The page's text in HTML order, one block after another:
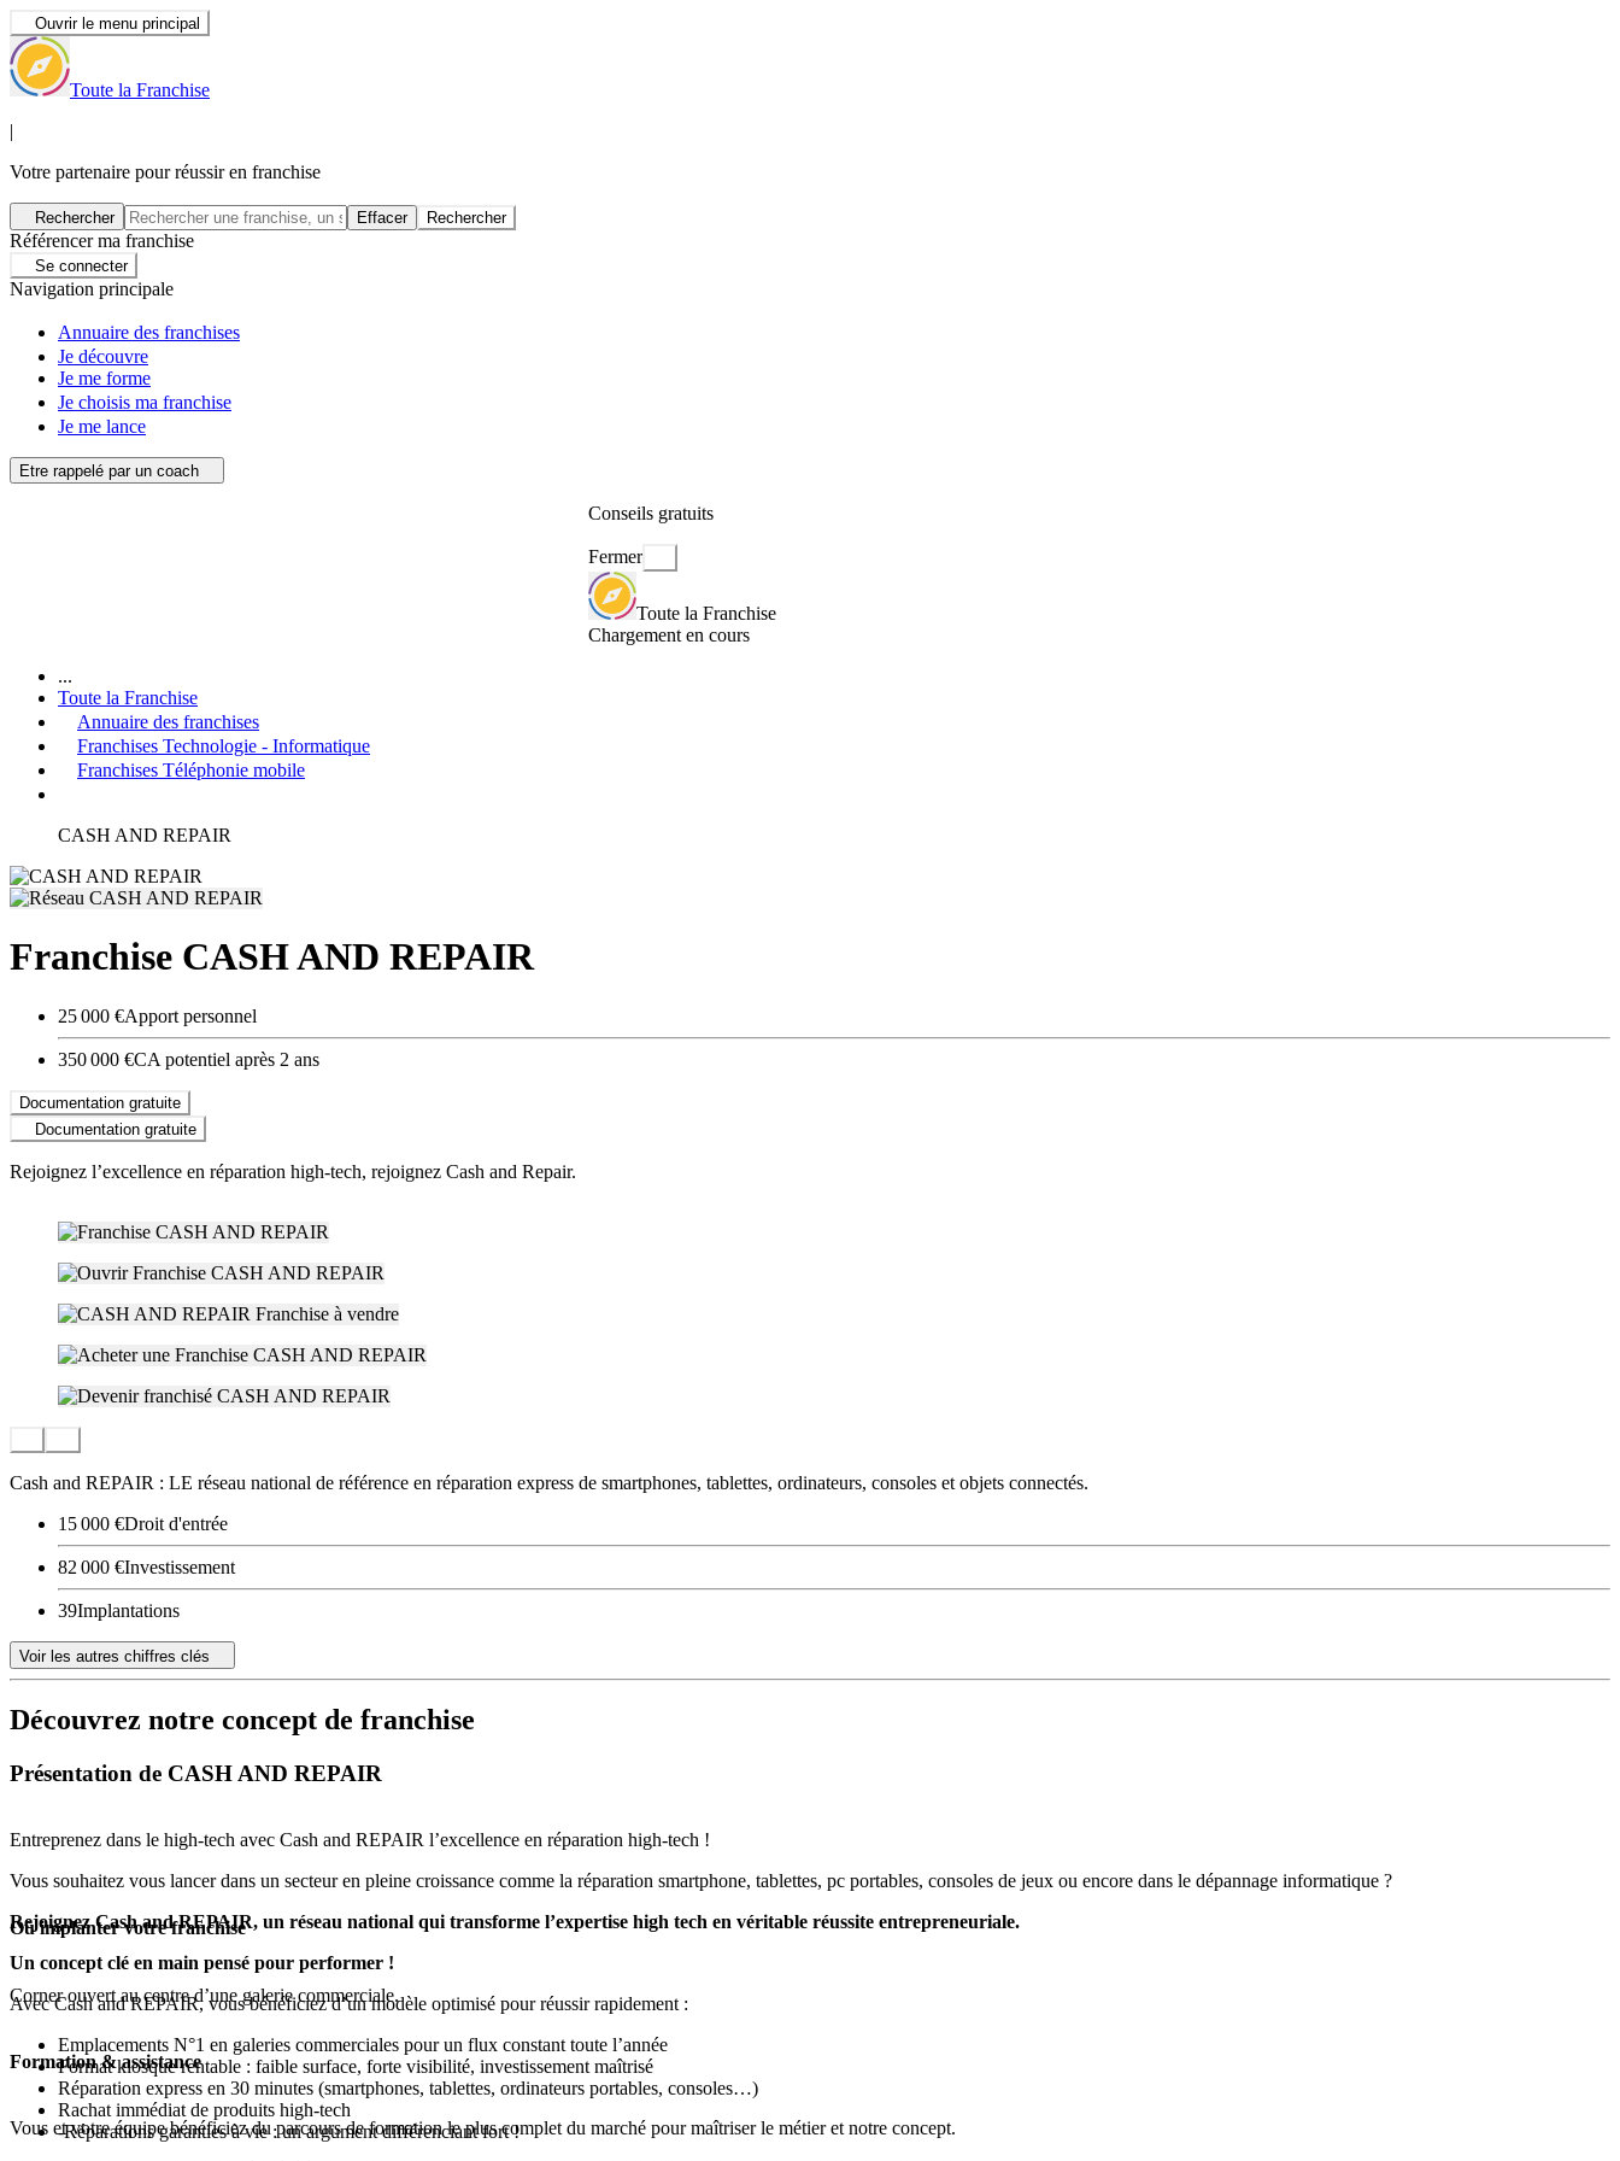
Ouvrir le menu principal
Toute la Franchise
|
Votre partenaire pour réussir en franchise
Rechercher Effacer Rechercher
Référencer ma franchise
Se connecter
Navigation principale
Annuaire des franchises
Je découvre
Je me forme
Je choisis ma franchise
Je me lance
Etre rappelé par un coach
Conseils gratuits
Fermer
Toute la Franchise
Chargement en cours
...
Toute la Franchise
Annuaire des franchises
Franchises Technologie - Informatique
Franchises Téléphonie mobile
CASH AND REPAIR
Franchise CASH AND REPAIR
25 000 €Apport personnel
350 000 €CA potentiel après 2 ans
Documentation gratuite
Documentation gratuite
Rejoignez l’excellence en réparation high-tech, rejoignez Cash and Repair.
Cash and REPAIR : LE réseau national de référence en réparation express de smartphones, tablettes, ordinateurs, consoles et objets connectés.
15 000 €Droit d'entrée
82 000 €Investissement
39Implantations
Voir les autres chiffres clés
Découvrez notre concept de franchise
Présentation de CASH AND REPAIR
Entreprenez dans le high-tech avec Cash and REPAIR l’excellence en réparation high-tech !
Vous souhaitez vous lancer dans un secteur en pleine croissance comme la réparation smartphone, tablettes, pc portables, consoles de jeux ou encore dans le dépannage informatique ?
Rejoignez Cash and REPAIR, un réseau national qui transforme l’expertise high tech en véritable réussite entrepreneuriale.
Un concept clé en main pensé pour performer !
Avec Cash and REPAIR, vous bénéficiez d’un modèle optimisé pour réussir rapidement :
Emplacements N°1 en galeries commerciales pour un flux constant toute l’année
Format kiosque rentable : faible surface, forte visibilité, investissement maîtrisé
Réparation express en 30 minutes (smartphones, tablettes, ordinateurs portables, consoles…)
Rachat immédiat de produits high-tech
-Réparations garanties à vie : un argument différenciant fort !
Où implanter votre franchise
Corner ouvert au centre d’une galerie commerciale.
Formation & assistance
Vous et votre équipe bénéficiez du parcours de formation le plus complet du marché pour maîtriser le métier et notre concept.